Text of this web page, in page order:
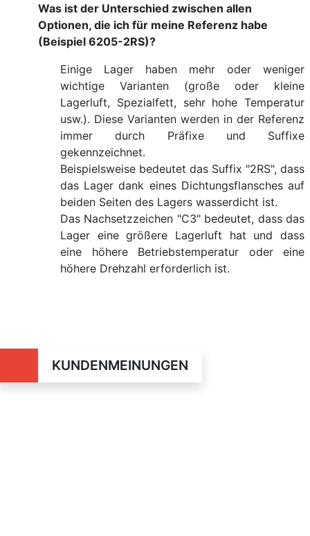
Was ist der Unterschied zwischen allen
Optionen, die ich für meine Referenz habe
(Beispiel 6205-2RS)?
Einige Lager haben mehr oder weniger
wichtige Varianten (große oder kleine
Lagerluft, Spezialfett, sehr hohe Temperatur
usw.). Diese Varianten werden in der Referenz
immer durch Präfixe und Suffixe
gekennzeichnet.
Beispielsweise bedeutet das Suffix "2RS", dass
das Lager dank eines Dichtungsflansches auf
beiden Seiten des Lagers wasserdicht ist.
Das Nachsetzzeichen "C3" bedeutet, dass das
Lager eine größere Lagerluft hat und dass
eine höhere Betriebstemperatur oder eine
höhere Drehzahl erforderlich ist.
KUNDENMEINUNGEN